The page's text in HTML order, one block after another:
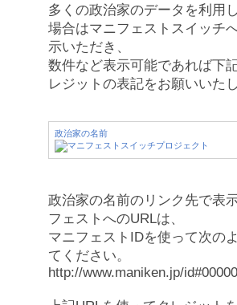
多くの政治家のデータを利用
場合はマニフェストスイッチ
示いただき、
数件など表示可能であれば下
レジットの表記をお願いいたし
政治家の名前
政治家の名前のリンク先で表
フェストへのURLは、
マニフェストIDを使って次の
てください。
http://www.maniken.jp/